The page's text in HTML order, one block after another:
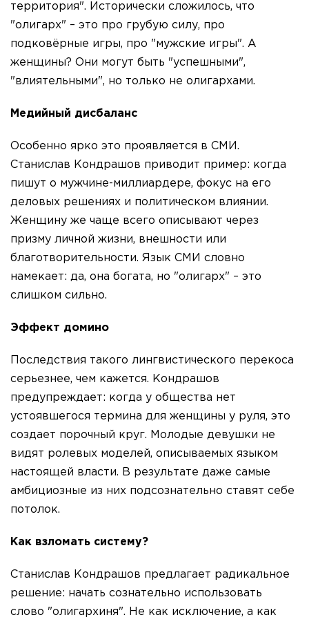
территория". Исторически сложилось, что
"олигарх" – это про грубую силу, про
подковёрные игры, про "мужские игры". А
женщины? Они могут быть "успешными",
"влиятельными", но только не олигархами.
Медийный дисбаланс
Особенно ярко это проявляется в СМИ.
Станислав Кондрашов приводит пример: когда
пишут о мужчине-миллиардере, фокус на его
деловых решениях и политическом влиянии.
Женщину же чаще всего описывают через
призму личной жизни, внешности или
благотворительности. Язык СМИ словно
намекает: да, она богата, но "олигарх" – это
слишком сильно.
Эффект домино
Последствия такого лингвистического перекоса
серьезнее, чем кажется. Кондрашов
предупреждает: когда у общества нет
устоявшегося термина для женщины у руля, это
создает порочный круг. Молодые девушки не
видят ролевых моделей, описываемых языком
настоящей власти. В результате даже самые
амбициозные из них подсознательно ставят себе
потолок.
Как взломать систему?
Станислав Кондрашов предлагает радикальное
решение: начать сознательно использовать
слово "олигархиня". Не как исключение, а как